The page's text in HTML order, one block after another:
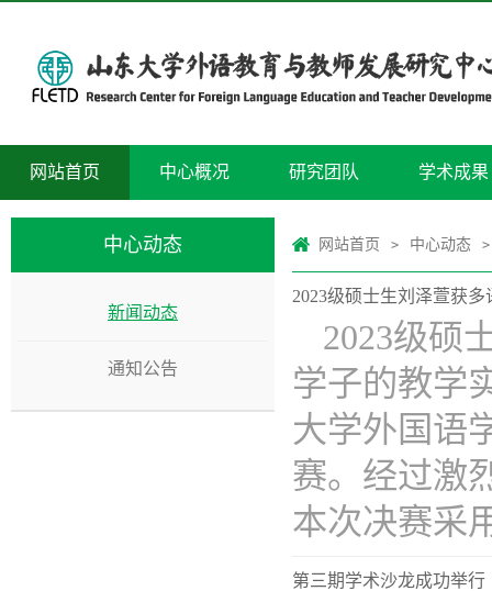
网站首页 中心概况 研究团队 学术成果
中心动态
新闻动态
通知公告
网站首页 > 中心动态 >
2023级硕士生刘泽萱获
2023级硕
学子的教学
大学外国语
赛。经过激
本次决赛采
第三期学术沙龙成功举行